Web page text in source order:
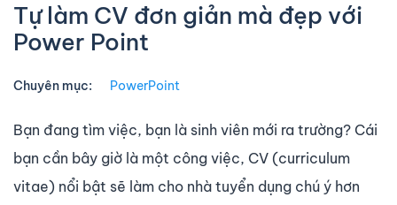
Tự làm CV đơn giản mà đẹp với
Power Point
Chuyên mục: PowerPoint
Bạn đang tìm việc, bạn là sinh viên mới ra trường? Cái
bạn cần bây giờ là một công việc, CV (curriculum
vitae) nổi bật sẽ làm cho nhà tuyển dụng chú ý hơn